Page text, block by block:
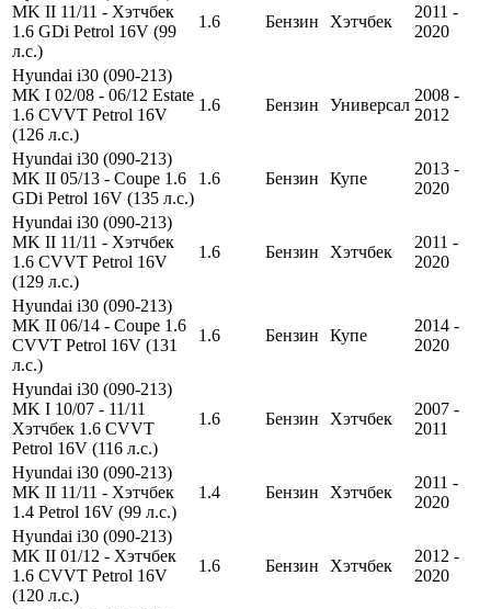
MK II 11/11 - Хэтчбек
1.6 GDi Petrol 16V (99
л.с.)
1.6 Бензин Хэтчбек
2011 -
2020
Hyundai i30 (090-213)
MK I 02/08 - 06/12 Estate
1.6 CVVT Petrol 16V
(126 л.с.)
1.6 Бензин Универсал
2008 -
2012
Hyundai i30 (090-213)
MK II 05/13 - Coupe 1.6
GDi Petrol 16V (135 л.с.)
1.6 Бензин Купе
2013 -
2020
Hyundai i30 (090-213)
MK II 11/11 - Хэтчбек
1.6 CVVT Petrol 16V
(129 л.с.)
1.6 Бензин Хэтчбек
2011 -
2020
Hyundai i30 (090-213)
MK II 06/14 - Coupe 1.6
CVVT Petrol 16V (131
л.с.)
1.6 Бензин Купе
2014 -
2020
Hyundai i30 (090-213)
MK I 10/07 - 11/11
Хэтчбек 1.6 CVVT
Petrol 16V (116 л.с.)
1.6 Бензин Хэтчбек
2007 -
2011
Hyundai i30 (090-213)
MK II 11/11 - Хэтчбек
1.4 Petrol 16V (99 л.с.)
1.4 Бензин Хэтчбек
2011 -
2020
Hyundai i30 (090-213)
MK II 01/12 - Хэтчбек
1.6 CVVT Petrol 16V
(120 л.с.)
1.6 Бензин Хэтчбек
2012 -
2020